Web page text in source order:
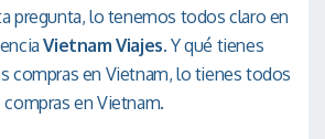
pregunta, lo tenemos todos claro en
Vietnam Viajes. Y qué tienes
compras en Vietnam, lo tienes todos
en Vietnam.